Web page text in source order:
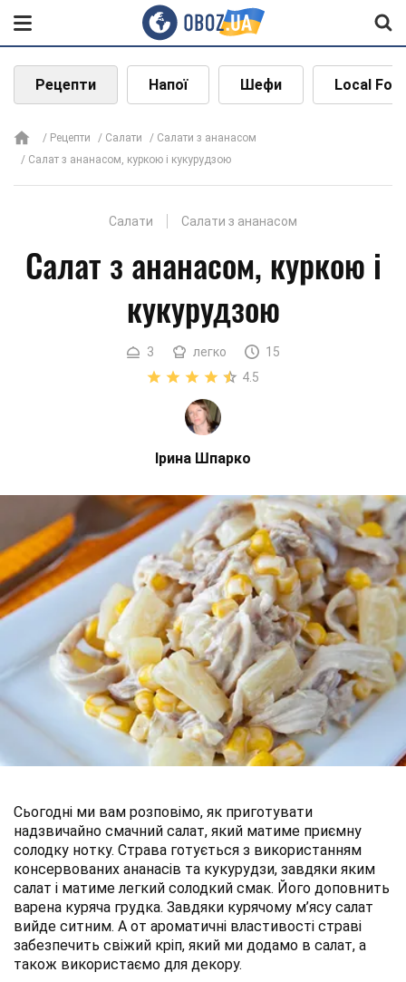
Рецепти Напої Шефи Local
Рецепти Салати
Салати з ананасом
Салат з ананасом, куркою і кукурудзою
Салати Салати з ананасом
Салат з ананасом, куркою і
кукурудзою
3 легко
15
4.5
Ірина Шпарко
Сьогодні ми вам розповімо, як приготувати
надзвичайно смачний салат, який матиме приємну
солодку нотку. Страва готується з використанням
консервованих ананасів та кукурудзи, завдяки яким
салат і матиме легкий солодкий смак. Його доповнить
варена куряча грудка. Завдяки курячому м’ясу салат
вийде ситним. А от ароматичні властивості страві
забезпечить свіжий кріп, який ми додамо в салат, а
також використаємо для декору.